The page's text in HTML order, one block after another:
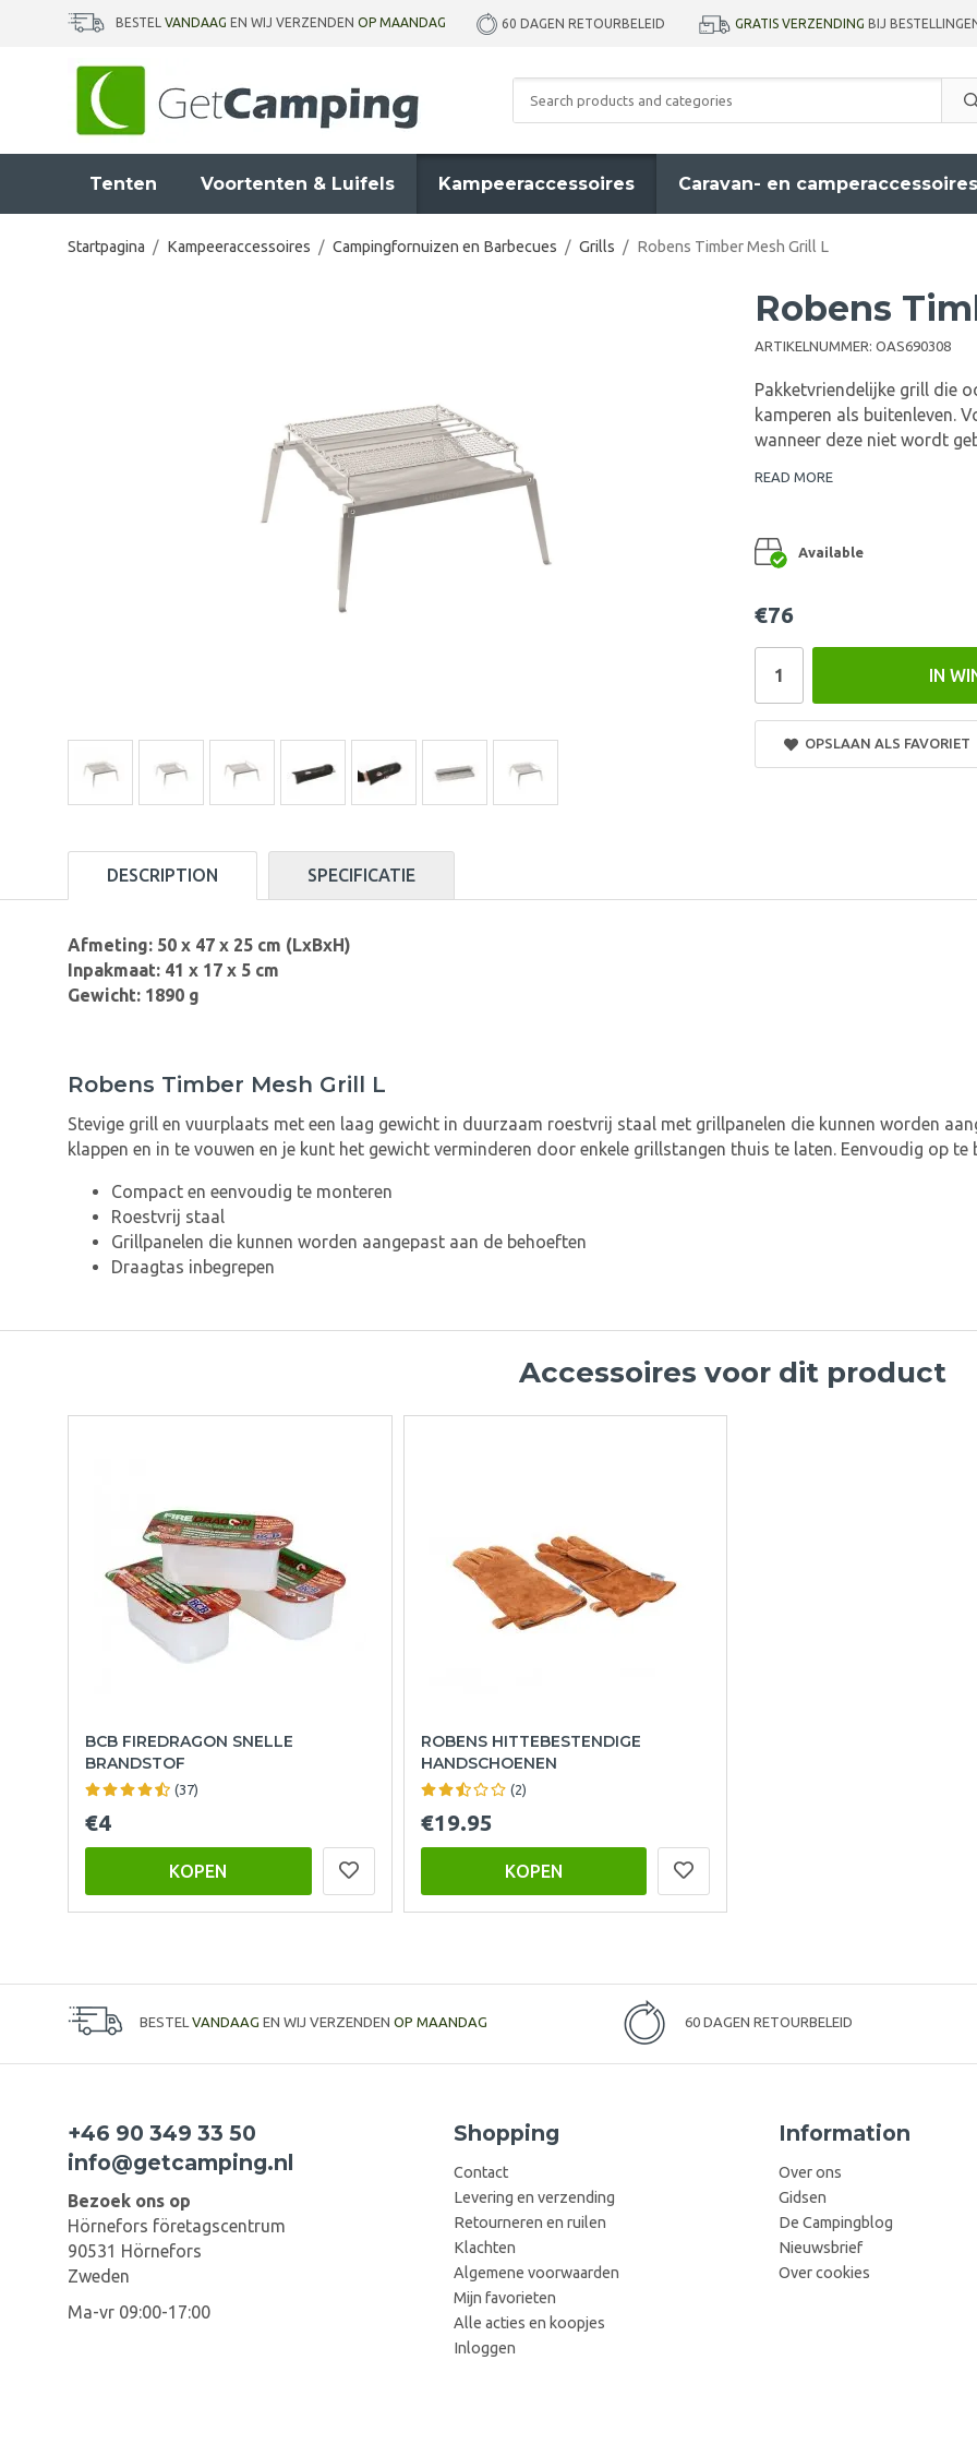
BESTEL VANDAAG EN WIJ VERZENDEN OP MAANDAG 60 DAGEN RETOURBELEID GRATIS VERZENDING BIJ
Tenten Voortenten & Luifels Kampeeraccessoires Caravan- en camperaccessoires
Startpagina / Kampeeraccessoires / Campingfornuizen en Barbecues / Grills / Robens Timber Mesh Grill L
Robens
ARTIKELNUMMER: OAS690308
Pakketvriendelijke grill die
kamperen als buitenleven.
wanneer deze niet wordt
READ MORE
Available
€76
IN
OPSLAAN ALS FAVORIET
DESCRIPTION SPECIFICATIE
Afmeting: 50 x 47 x 25 cm (LxBxH)
Inpakmaat: 41 x 17 x 5 cm
Gewicht: 1890 g
Robens Timber Mesh Grill L
Stevige grill en vuurplaats met een laag gewicht in duurzaam roestvrij staal met grillpanelen die kunnen worden
klappen en in te vouwen en je kunt het gewicht verminderen door enkele grillstangen thuis te laten. Eenvoudig op te
Compact en eenvoudig te monteren
Roestvrij staal
Grillpanelen die kunnen worden aangepast aan de behoeften
Draagtas inbegrepen
Accessoires voor dit product
BCB FIREDRAGON SNELLE
BRANDSTOF
(37)
€4
KOPEN
ROBENS HITTEBESTENDIGE
HANDSCHOENEN
(2)
€19.95
KOPEN
BESTEL VANDAAG EN WIJ VERZENDEN OP MAANDAG 60 DAGEN RETOURBELEID
+46 90 349 33 50
info@getcamping.nl
Bezoek ons op
Hörnefors företagscentrum
90531 Hörnefors
Zweden
Ma-vr 09:00-17:00
Shopping
Contact
Levering en verzending
Retourneren en ruilen
Klachten
Algemene voorwaarden
Mijn favorieten
Alle acties en koopjes
Inloggen
Information
Over ons
Gidsen
De Campingblog
Nieuwsbrief
Over cookies